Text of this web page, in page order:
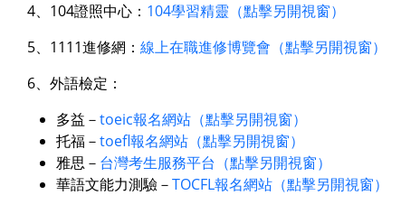
4、104證照中心： 104學習精靈（點擊另開視窗）
5、1111進修網： 線上在職進修博覽會（點擊另開視窗）
6、外語檢定：
多益－toeic報名網站（點擊另開視窗）
托福－toefl報名網站（點擊另開視窗）
雅思－ 台灣考生服務平台（點擊另開視窗）
華語文能力測驗－TOCFL報名網站（點擊另開視窗）